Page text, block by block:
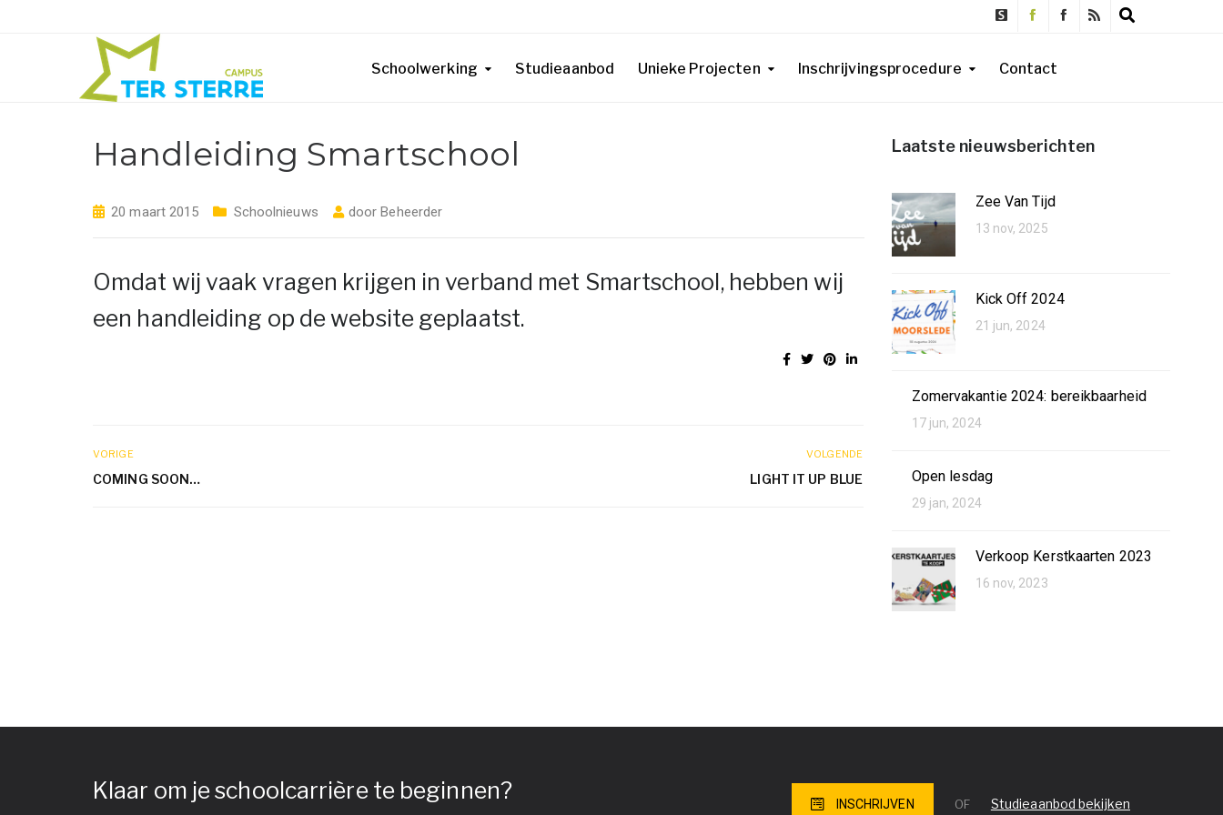
Schoolwerking Studieaanbod Unieke Projecten Inschrijvingsprocedure Contact
Handleiding Smartschool
20 maart 2015 Schoolnieuws doorBeheerder
Omdat wij vaak vragen krijgen in verband met Smartschool, hebben wij
een handleiding op de website geplaatst.
VORIGE
COMING SOON…
VOLGENDE
LIGHT IT UP BLUE
Laatste nieuwsberichten
Zee Van Tijd
13 nov, 2025
Kick Off 2024
21 jun, 2024
Zomervakantie 2024: bereikbaarheid
17 jun, 2024
Open lesdag
29 jan, 2024
Verkoop Kerstkaarten 2023
16 nov, 2023
Klaar om je schoolcarrière te beginnen? Studieaanbod bekijken
OF
INSCHRIJVEN